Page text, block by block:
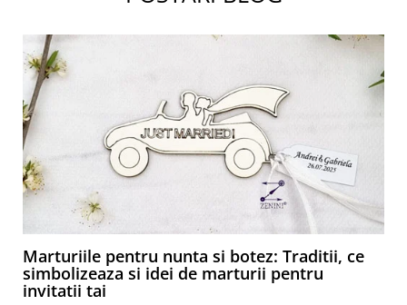
Marturiile pentru nunta si botez: Traditii, ce
simbolizeaza si idei de marturii pentru
invitatii tai